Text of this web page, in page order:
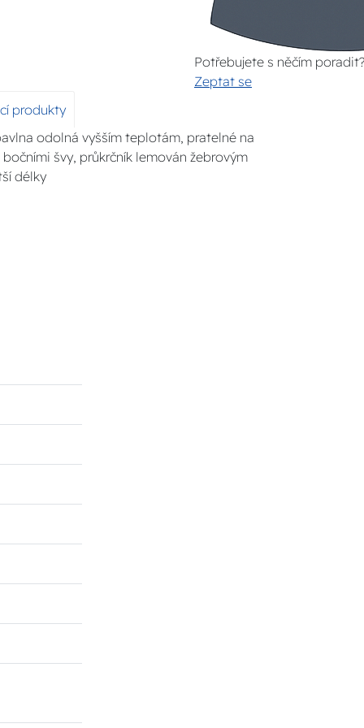
Potřebujete s něčím poradit?
Zeptat se
produkty
odolná vyšším teplotám, pratelné na
švy, průkrčník lemován žebrovým
délky